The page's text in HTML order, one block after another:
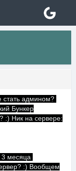
стать админом?
Бункер
:) Ник на сервере:
3 месяца
:) Вообщем